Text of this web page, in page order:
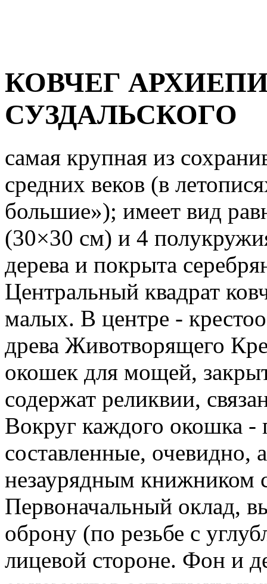
КОВЧЕГ
СУЗДАЛЬСКОГО
самая крупная из
средних веков (в
большие»); имеет вид
(30×30 см) и 4
дерева и покрыта
Центральный квадрат
малых. В центре -
древа Животворящего
окошек для мощей,
содержат реликвии,
Вокруг каждого окошка -
составленные,
незаурядным книжником
Первоначальный оклад,
оброну (по резьбе с
лицевой стороне. Фон и